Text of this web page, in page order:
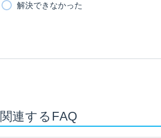
解決できなかった
関連するFAQ